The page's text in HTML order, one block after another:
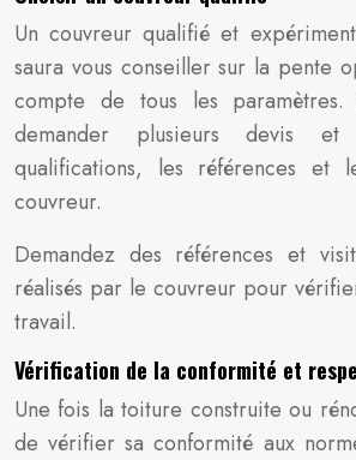
Un couvreur qualifié et
saura vous conseiller sur la pente
compte de tous les paramètres.
demander plusieurs devis
qualifications, les références et
couvreur.
Demandez des références et
réalisés par le couvreur pour
travail.
Vérification de la conformité et
Une fois la toiture construite ou
de vérifier sa conformité aux